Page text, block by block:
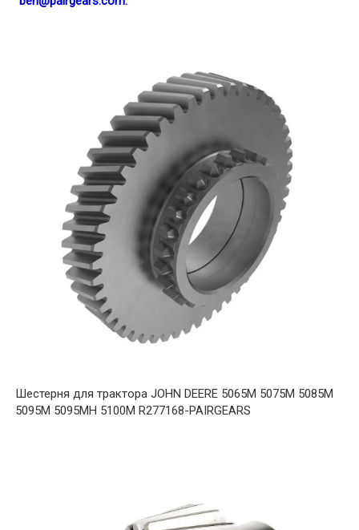
Шестерня для трактора JOHN DEERE 5065M 5075M 5085M
5095M 5095MH 5100M R277168-PAIRGEARS